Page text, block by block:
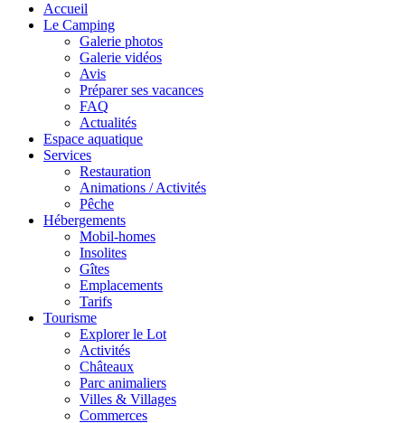
Accueil
Le Camping
Galerie photos
Galerie vidéos
Avis
Préparer ses vacances
FAQ
Actualités
Espace aquatique
Services
Restauration
Animations / Activités
Pêche
Hébergements
Mobil-homes
Insolites
Gîtes
Emplacements
Tarifs
Tourisme
Explorer le Lot
Activités
Châteaux
Parc animaliers
Villes & Villages
Commerces